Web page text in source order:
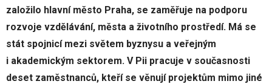
založilo hlavní město Praha, se zaměřuje na podporu
rozvoje vzdělávání, města a životního prostředí. Má se
stát spojnicí mezi světem byznysu a veřejným
i akademickým sektorem. V Pii pracuje v současnosti
deset zaměstnanců, kteří se věnují projektům mimo jiné